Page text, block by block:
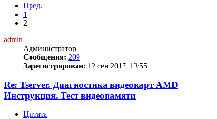
Пред.
1
2
admin
Администратор
Сообщения: 209
Зарегистрирован: 12 сен 2017, 13:55
Re: Tserver. Диагностика видеокарт AMD
Инструкция. Тест видеопамяти
Цитата